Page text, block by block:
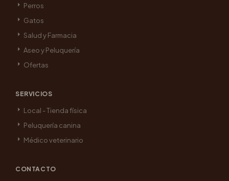
Perros
Gatos
Salud y Farmacia
Aseo y Peluquería
Ofertas
SERVICIOS
Local - Tienda física
Peluquería canina
Médico veterinario
CONTACTO